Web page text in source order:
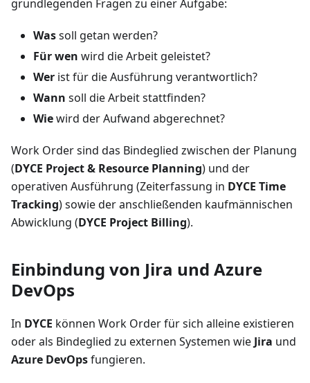
grundlegenden Fragen zu einer Aufgabe:
Wassoll getan werden?
Für wen wird die Arbeit geleistet?
Wer ist für die Ausführung verantwortlich?
Wann soll die Arbeit stattfinden?
Wiewird der Aufwand abgerechnet?
Work Order sind das Bindeglied zwischen der Planung
(DYCE Project & Resource Planning) und der
operativen Ausführung (Zeiterfassung in DYCE Time
Tracking) sowie der anschließenden kaufmännischen
Abwicklung (DYCE Project Billing).
Einbindung von Jira und Azure
DevOps
In DYCE können Work Order für sich alleine existieren
oder als Bindeglied zu externen Systemen wie Jira und
Azure DevOpsfungieren.